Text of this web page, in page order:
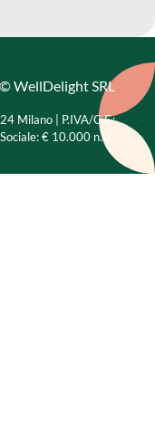
© WellDelight SRL
Milano | P.IVA/C.F.:
€ 10.000 n.i.v.